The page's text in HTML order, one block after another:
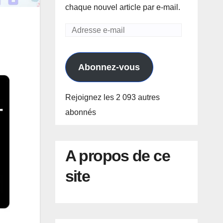
chaque nouvel article par e-mail.
Adresse
mail
Abonnez-vous
Rejoignez les 2 093 autres
abonnés
A propos de ce
site